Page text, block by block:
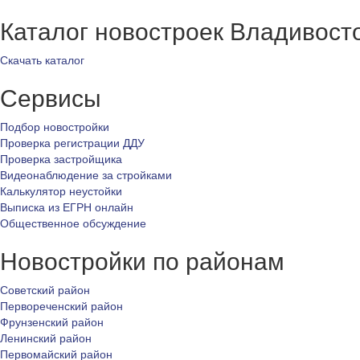
Каталог новостроек
Скачать каталог
Сервисы
Подбор новостройки
Проверка регистрации ДДУ
Проверка застройщика
Видеонаблюдение за стройками
Калькулятор неустойки
Выписка из ЕГРН онлайн
Общественное обсуждение
Новостройки по районам
Советский район
Первореченский район
Фрунзенский район
Ленинский район
Первомайский район